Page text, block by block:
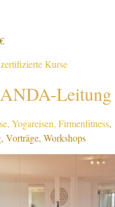
Kurse
Leitung
, Yogareisen, Firmenfitness,
Vorträge, Workshops